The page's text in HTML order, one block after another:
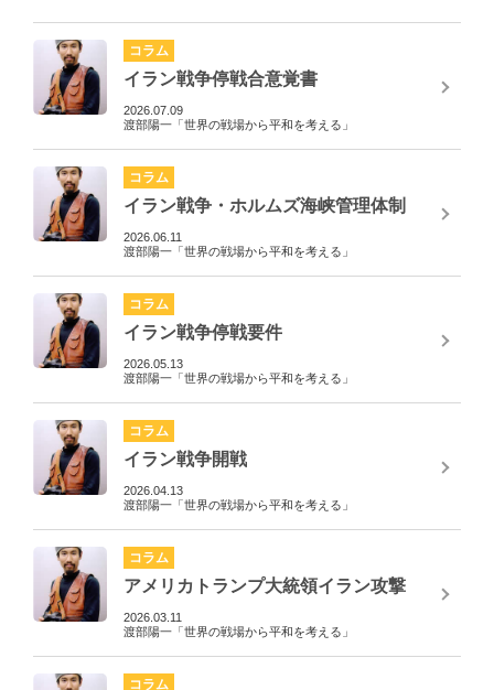
コラム
イラン戦争停戦合意覚書
2026.07.09
渡部陽一「世界の戦場から平和を考える」
コラム
イラン戦争・ホルムズ海峡管理体制
2026.06.11
渡部陽一「世界の戦場から平和を考える」
コラム
イラン戦争停戦要件
2026.05.13
渡部陽一「世界の戦場から平和を考える」
コラム
イラン戦争開戦
2026.04.13
渡部陽一「世界の戦場から平和を考える」
コラム
アメリカトランプ大統領イラン攻撃
2026.03.11
渡部陽一「世界の戦場から平和を考える」
コラム